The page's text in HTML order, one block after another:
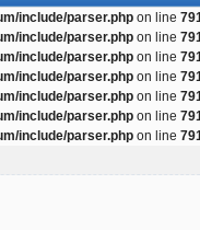
include/parser.php on line
include/parser.php on line
include/parser.php on line
include/parser.php on line
include/parser.php on line
include/parser.php on line
include/parser.php on line